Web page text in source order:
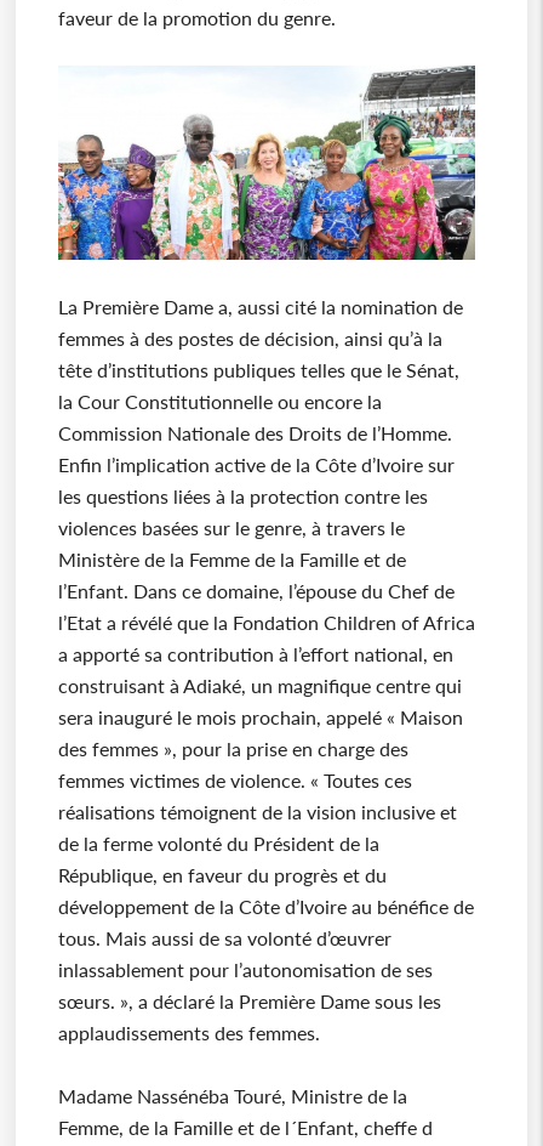
faveur de la promotion du genre.
La Première Dame a, aussi cité la nomination de
femmes à des postes de décision, ainsi qu’à la
tête d’institutions publiques telles que le Sénat,
la Cour Constitutionnelle ou encore la
Commission Nationale des Droits de l’Homme.
Enfin l’implication active de la Côte d’Ivoire sur
les questions liées à la protection contre les
violences basées sur le genre, à travers le
Ministère de la Femme de la Famille et de
l’Enfant. Dans ce domaine, l’épouse du Chef de
l’Etat a révélé que la Fondation Children of Africa
a apporté sa contribution à l’effort national, en
construisant à Adiaké, un magnifique centre qui
sera inauguré le mois prochain, appelé « Maison
des femmes », pour la prise en charge des
femmes victimes de violence. « Toutes ces
réalisations témoignent de la vision inclusive et
de la ferme volonté du Président de la
République, en faveur du progrès et du
développement de la Côte d’Ivoire au bénéfice de
tous. Mais aussi de sa volonté d’œuvrer
inlassablement pour l’autonomisation de ses
sœurs. », a déclaré la Première Dame sous les
applaudissements des femmes.
Madame Nassénéba Touré, Ministre de la
Femme, de la Famille et de l´Enfant, cheffe d